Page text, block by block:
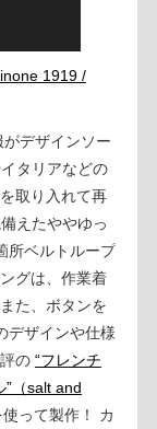
1919 /
デザインソー
タリアなどの
取り入れて再
えたややゆっ
所ベルトループ
グは、作業着
た、ボタンを
デザインや仕様
の “フレンチ
”（salt and
って製作！ カ